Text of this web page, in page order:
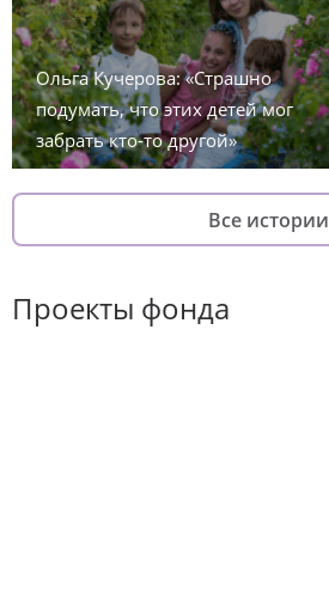
Ольга Кучерова: «Страшно
подумать, что этих детей мог
забрать кто-то другой»
Все истории
Проекты фонда